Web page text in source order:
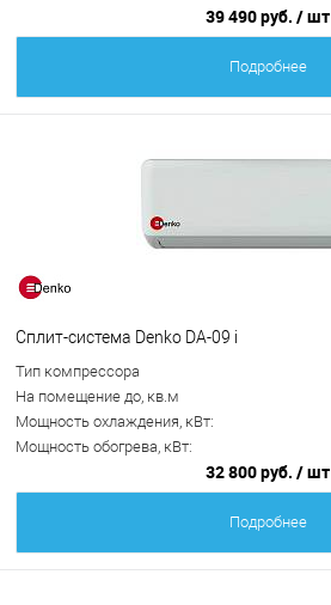
39 490 руб. / шт
Подробнее
Сплит-система Denko DA-09 i
Тип компрессора
На помещение до, кв.м
Мощность охлаждения, кВт:
Мощность обогрева, кВт:
32 800 руб. / шт
Подробнее